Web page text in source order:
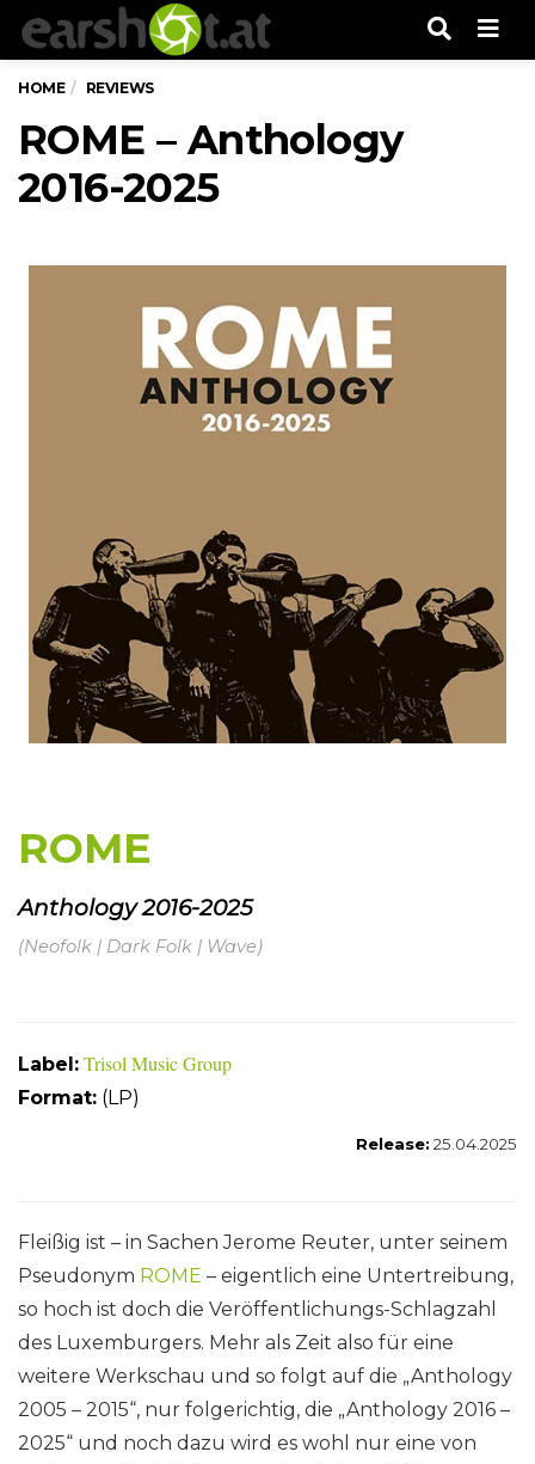
HOME REVIEWS
ROME – Anthology
2016-2025
ROME
Anthology 2016-2025
(Neofolk | Dark Folk | Wave)
Label: Trisol Music Group
Format: (LP)
Release: 25.04.2025
Fleißig ist – in Sachen Jerome Reuter, unter seinem
Pseudonym ROME – eigentlich eine Untertreibung,
so hoch ist doch die Veröffentlichungs-Schlagzahl
des Luxemburgers. Mehr als Zeit also für eine
weitere Werkschau und so folgt auf die „Anthology
2005 – 2015“, nur folgerichtig, die „Anthology 2016 –
2025“ und noch dazu wird es wohl nur eine von